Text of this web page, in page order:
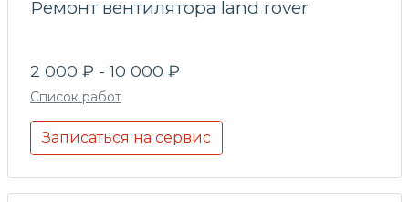
Ремонт вентилятора land rover
2 000 ₽ - 10 000 ₽
Список работ
Записаться на сервис